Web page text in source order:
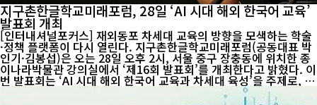
지구촌한글학교미래포럼, 28일 ‘AI 시대 해외 한국어 교육’
발표회 개최
[인터내셔널포커스] 재외동포 차세대 교육의 방향을 모색하는 학술
·정책 플랫폼이 다시 열린다. 지구촌한글학교미래포럼(공동대표 박
인기·김봉섭)은 오는 28일 오후 2시, 서울 중구 장충동에 위치한 종
이나라박물관 강의실에서 ‘제16회 발표회’를 개최한다고 밝혔다. 이
번 발표회는 ‘AI 시대 해외 한국어 교육과 차세대 육성’을 주제로, 글
로벌 교육 환경 변화 속에서 재외동포 교육의 현황을 점검하고 정책